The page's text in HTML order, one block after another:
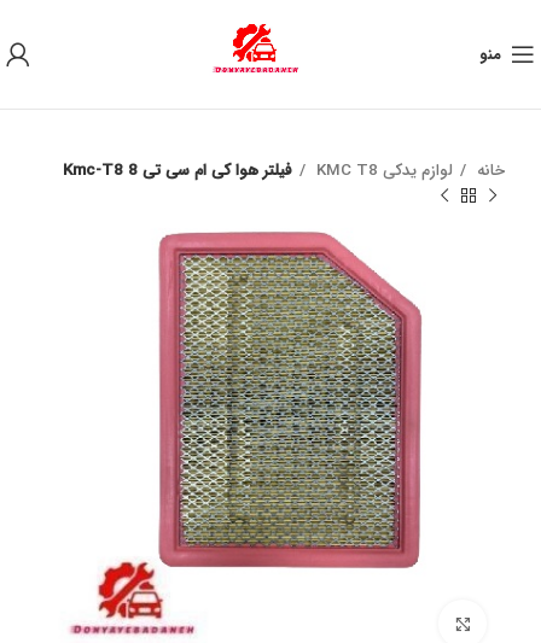
منو
خانه لوازم یدکی KMC T8 فیلتر هوا کی ام سی تی 8 Kmc-T8
به علت نوسان ارز ، لطفا قبل از خرید تماس بگیرید.